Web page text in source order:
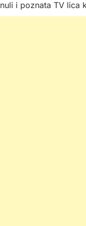
i poznata TV lica